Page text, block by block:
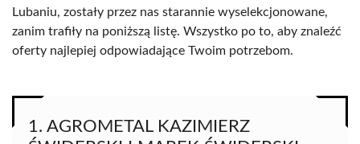
Lubaniu, zostały przez nas starannie wyselekcjonowane,
zanim trafiły na poniższą listę. Wszystko po to, aby znaleźć
oferty najlepiej odpowiadające Twoim potrzebom.
1. AGROMETAL KAZIMIERZ